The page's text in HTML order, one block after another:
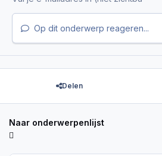
Op dit onderwerp reageren...
Delen
Naar onderwerpenlijst